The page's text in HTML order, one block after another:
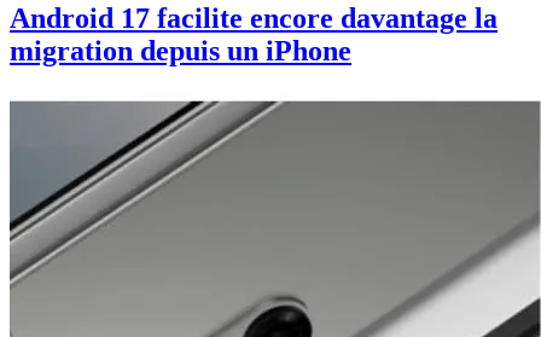
Android 17 facilite encore davantage la
migration depuis un iPhone